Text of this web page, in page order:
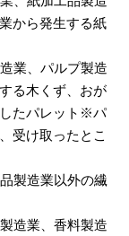
から発生する紙
業、パルプ製造
る木くず、おが
たパレット※パ
受け取ったとこ
製造業以外の繊
造業、香料製造